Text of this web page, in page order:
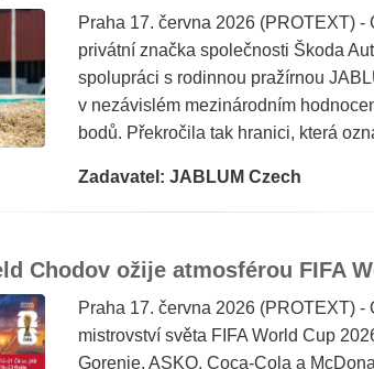
Praha 17. června 2026 (PROTEXT) -
privátní značka společnosti Škoda
spolupráci s rodinnou pražírnou
v nezávislém mezinárodním
bodů. Překročila tak hranici, která
Zadavatel: JABLUM Czech
Chodov ožije atmosférou FIFA
Praha 17. června 2026 (PROTEXT) -
mistrovství světa FIFA World Cup
Gorenje, ASKO, Coca-Cola a